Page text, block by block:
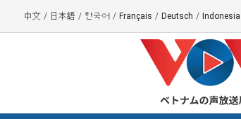
中文 / 日本語 / 한국어 / Français / Deutsch / Indonesia